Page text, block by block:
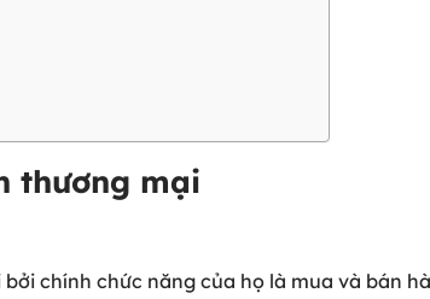
thương mại
chính chức năng của họ là mua và bán